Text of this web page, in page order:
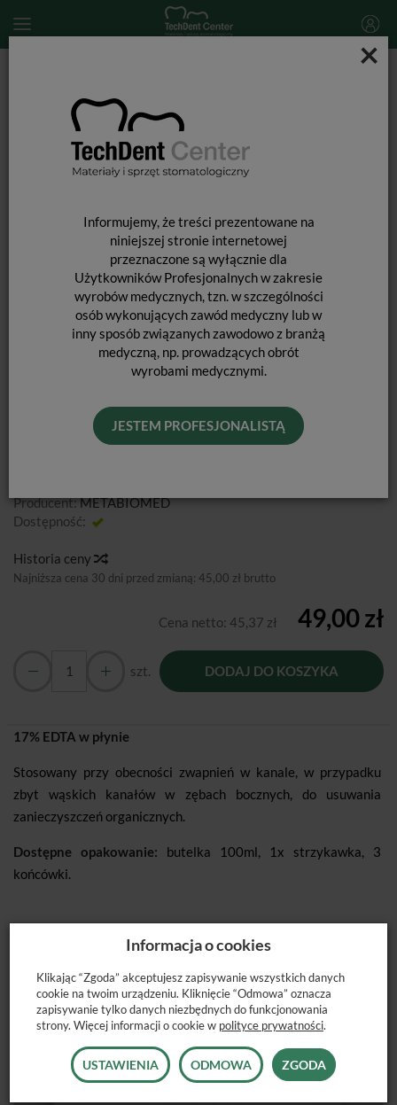
×
Informujemy, że treści prezentowane na
niniejszej stronie internetowej
przeznaczone są wyłącznie dla
Użytkowników Profesjonalnych w zakresie
wyrobów medycznych, tzn. w szczególności
osób wykonujących zawód medyczny lub w
inny sposób związanych zawodowo z branżą
medyczną, np. prowadzących obrót
wyrobami medycznymi.
JESTEM PROFESJONALISTĄ
Producent:METABIOMED
Dostępność:
Historia ceny
Najniższa cena 30 dni przed zmianą: 45,00 zł brutto
Cena netto: 45,37 zł 49,00 zł
szt. DODAJ DO KOSZYKA
17% EDTA w płynie
Stosowany przy obecności zwapnień w kanale, w przypadku
zbyt wąskich kanałów w zębach bocznych, do usuwania
zanieczyszczeń organicznych.
Dostępne opakowanie: butelka 100ml, 1x strzykawka, 3
końcówki.
POLECANE PRODUKTY
Informacja o cookies
Klikając “Zgoda” akceptujesz zapisywanie wszystkich danych
cookie na twoim urządzeniu. Kliknięcie “Odmowa” oznacza
zapisywanie tylko danych niezbędnych do funkcjonowania
strony. Więcej informacji o cookie w polityce prywatności.
USTAWIENIA ODMOWA ZGODA